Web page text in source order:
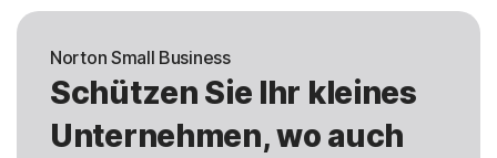
Norton Small Business
Schützen Sie Ihr kleines
Unternehmen, wo auch